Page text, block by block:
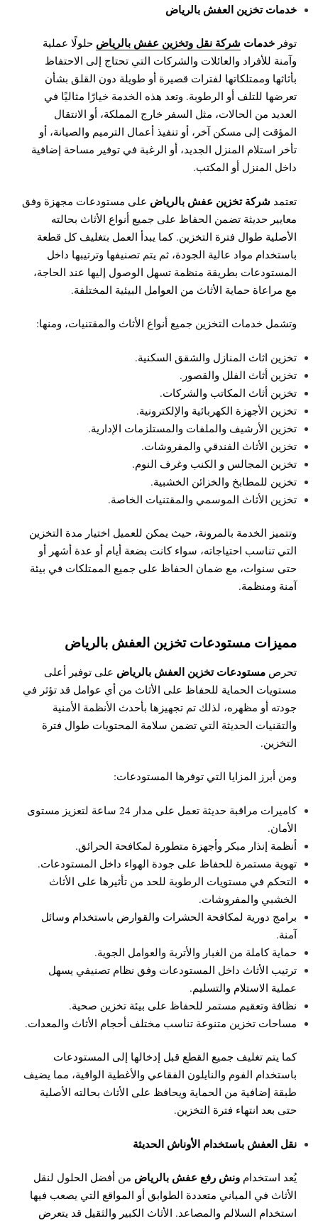
خدمات تخزين العفش بالرياض
توفر خدمات شركة نقل وتخزين عفش بالرياض حلولًا عملية
وآمنة للأفراد والعائلات والشركات التي تحتاج إلى الاحتفاظ
بأثاثها وممتلكاتها لفترات قصيرة أو طويلة دون القلق بشأن
تعرضها للتلف أو الرطوبة. وتعد هذه الخدمة خيارًا مثاليًا في
العديد من الحالات، مثل السفر خارج المملكة، أو الانتقال
المؤقت إلى مسكن آخر، أو تنفيذ أعمال الترميم والصيانة، أو
تأخر استلام المنزل الجديد، أو الرغبة في توفير مساحة إضافية
داخل المنزل أو المكتب.
تعتمد شركة تخزين عفش بالرياض على مستودعات مجهزة وفق
معايير حديثة تضمن الحفاظ على جميع أنواع الأثاث بحالته
الأصلية طوال فترة التخزين. كما يبدأ العمل بتغليف كل قطعة
باستخدام مواد عالية الجودة، ثم يتم تصنيفها وترتيبها داخل
المستودعات بطريقة منظمة تسهل الوصول إليها عند الحاجة،
مع مراعاة حماية الأثاث من العوامل البيئية المختلفة.
وتشمل خدمات التخزين جميع أنواع الأثاث والمقتنيات، ومنها:
تخزين اثاث المنازل والشقق السكنية.
تخزين أثاث الفلل والقصور.
تخزين أثاث المكاتب والشركات.
تخزين الأجهزة الكهربائية والإلكترونية.
تخزين الأرشيف والملفات والمستلزمات الإدارية.
تخزين الأثاث الفندقي والمفروشات.
تخزين المجالس و الكنب وغرف النوم.
تخزين للمطابخ والخزائن الخشبية.
تخزين الأثاث الموسمي والمقتنيات الخاصة.
وتتميز الخدمة بالمرونة، حيث يمكن للعميل اختيار مدة التخزين
التي تناسب احتياجاته، سواء كانت بضعة أيام أو عدة أشهر أو
حتى سنوات، مع ضمان الحفاظ على جميع الممتلكات في بيئة
آمنة ومنظمة.
مميزات مستودعات تخزين العفش بالرياض
تحرص مستودعات تخزين العفش بالرياض على توفير أعلى
مستويات الحماية للحفاظ على الأثاث من أي عوامل قد تؤثر في
جودته أو مظهره، لذلك تم تجهيزها بأحدث الأنظمة الأمنية
والتقنيات الحديثة التي تضمن سلامة المحتويات طوال فترة
التخزين.
ومن أبرز المزايا التي توفرها المستودعات:
كاميرات مراقبة حديثة تعمل على مدار 24 ساعة لتعزيز مستوى
الأمان.
أنظمة إنذار مبكر وأجهزة متطورة لمكافحة الحرائق.
تهوية مستمرة للحفاظ على جودة الهواء داخل المستودعات.
التحكم في مستويات الرطوبة للحد من تأثيرها على الأثاث
الخشبي والمفروشات.
برامج دورية لمكافحة الحشرات والقوارض باستخدام وسائل
آمنة.
حماية كاملة من الغبار والأتربة والعوامل الجوية.
ترتيب الأثاث داخل المستودعات وفق نظام تصنيفي يسهل
عملية الاستلام والتسليم.
نظافة وتعقيم مستمر للحفاظ على بيئة تخزين صحية.
مساحات تخزين متنوعة تناسب مختلف أحجام الأثاث والمعدات.
كما يتم تغليف جميع القطع قبل إدخالها إلى المستودعات
باستخدام الفوم والنايلون الفقاعي والأغطية الواقية، مما يضيف
طبقة إضافية من الحماية ويحافظ على الأثاث بحالته الأصلية
حتى بعد انتهاء فترة التخزين.
نقل العفش باستخدام الأوناش الحديثة
يُعد استخدام ونش رفع عفش بالرياض من أفضل الحلول لنقل
الأثاث في المباني متعددة الطوابق أو المواقع التي يصعب فيها
استخدام السلالم والمصاعد. الأثاث الكبير والثقيل قد يتعرض